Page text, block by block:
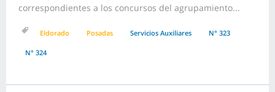
correspondientes a los concursos del agrupamiento...
Eldorado Posadas Servicios Auxiliares N° 323
N° 324